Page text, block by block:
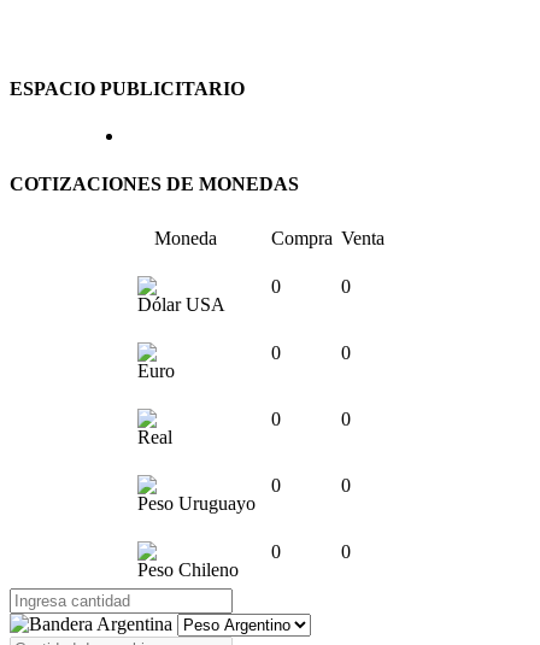
ESPACIO PUBLICITARIO
COTIZACIONES DE MONEDAS
Moneda Compra Venta
Dólar USA
0 0
Euro
0 0
Real
0 0
Peso Uruguayo
0 0
Peso Chileno
0 0